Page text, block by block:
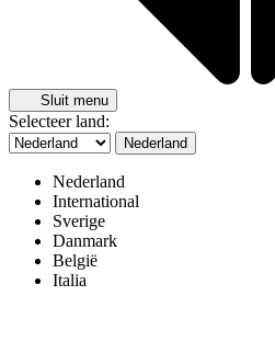
Sluit menu
Selecteer land:
Nederland
Nederland
International
Sverige
Danmark
België
Italia